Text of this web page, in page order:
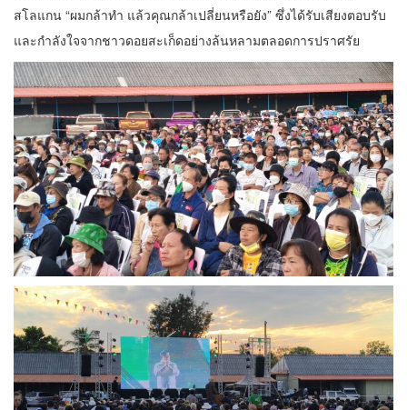
สโลแกน “ผมกล้าทำ แล้วคุณกล้าเปลี่ยนหรือยัง” ซึ่งได้รับเสียงตอบรับ
และกำลังใจจากชาวดอยสะเก็ดอย่างล้นหลามตลอดการปราศรัย